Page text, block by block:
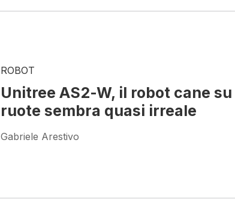
ROBOT
Unitree AS2-W, il robot cane su
ruote sembra quasi irreale
Gabriele Arestivo